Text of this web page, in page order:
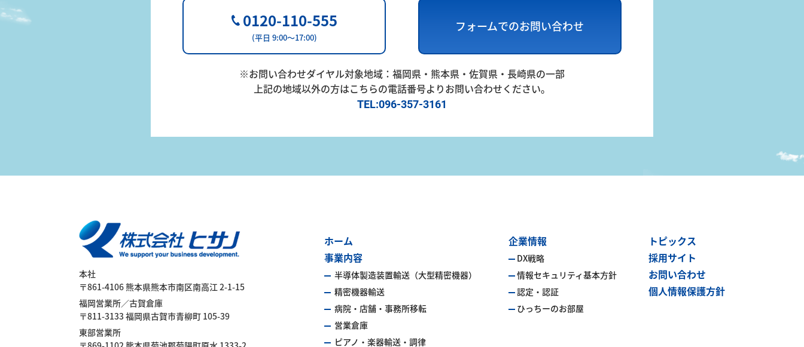
型精
密機
器）
0120-110-555
(平日 9:00～17:00)
フォームでのお問い合わせ
※お問い合わせダイヤル対象地域： 福岡県・熊本県・佐賀県・長崎県の一部
上記の地域以外の方はこちらの電話番号よりお問い合わせください。
TEL:096-357-3161
本社
〒861-4106 熊本県熊本市南区南高江 2-1-15
福岡営業所／古賀倉庫
〒811-3133 福岡県古賀市青柳町 105-39
東部営業所
ホーム
事業内容
半導体製造装置輸送（大型精密機器）
精密機器輸送
病院・店舗・事務所移転
営業倉庫
ピアノ・楽器輸送・調律
企業情報
DX戦略
情報セキュリティ基本方針
認定・認証
ひっちーのお部屋
トピックス
採用サイト
お問い合わせ
個人情報保護方針